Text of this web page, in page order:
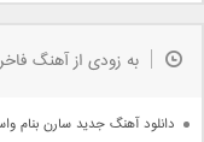
به زودی از آهنگ فاخر
دانلود آهنگ جدید سارن بنام